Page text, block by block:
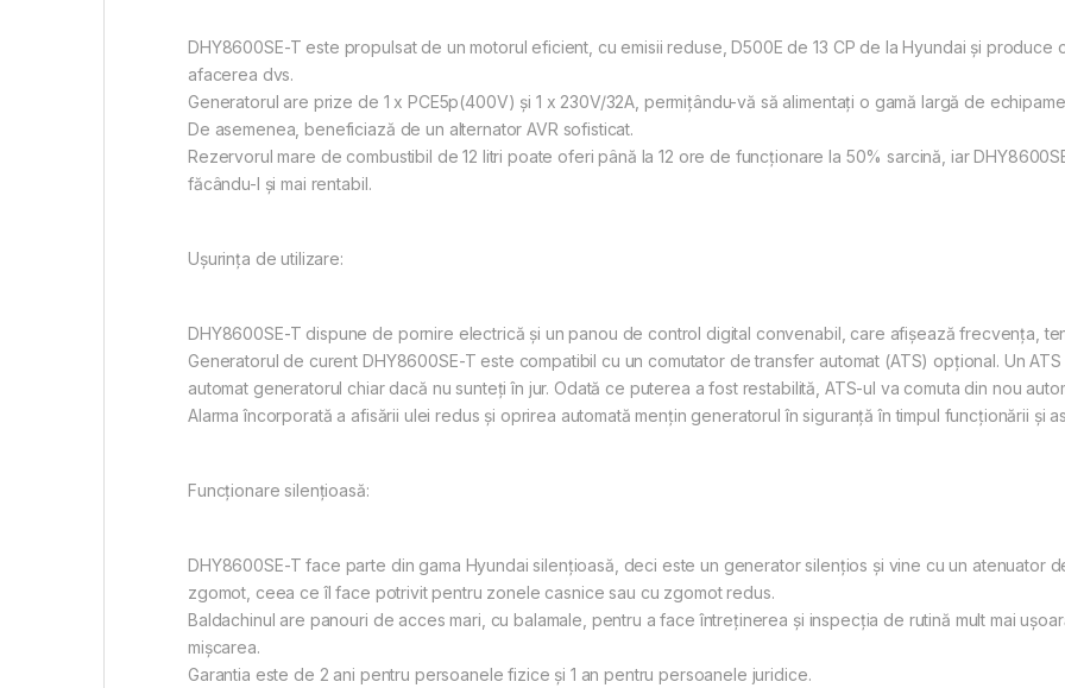
DHY8600SE-T este propulsat de un motorul eficient, cu emisii reduse, D500E de 13 CP de la Hyundai și
afacerea dvs.
Generatorul are prize de 1 x PCE5p(400V) și 1 x 230V/32A, permițându-vă să alimentați o gamă largă de
De asemenea, beneficiază de un alternator AVR sofisticat.
Rezervorul mare de combustibil de 12 litri poate oferi până la 12 ore de funcționare la 50% sarcină, iar
făcându-l și mai rentabil.
Ușurința de utilizare:
DHY8600SE-T dispune de pornire electrică și un panou de control digital convenabil, care afișează frecvența,
Generatorul de curent DHY8600SE-T este compatibil cu un comutator de transfer automat (ATS) opțional. Un
automat generatorul chiar dacă nu sunteți în jur. Odată ce puterea a fost restabilită, ATS-ul va comuta din nou
Alarma încorporată a afisării ulei redus și oprirea automată mențin generatorul în siguranță în timpul funcționării și
Funcționare silențioasă:
DHY8600SE-T face parte din gama Hyundai silențioasă, deci este un generator silențios și vine cu un atenuator
zgomot, ceea ce îl face potrivit pentru zonele casnice sau cu zgomot redus.
Baldachinul are panouri de acces mari, cu balamale, pentru a face întreținerea și inspecția de rutină mult mai
mișcarea.
Garantia este de 2 ani pentru persoanele fizice și 1 an pentru persoanele juridice.